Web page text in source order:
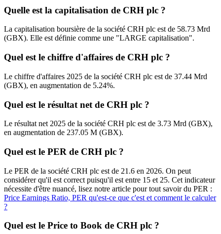
Quelle est la capitalisation de CRH plc ?
La capitalisation boursière de la société CRH plc est de 58.73 Mrd
(GBX). Elle est définie comme une "LARGE capitalisation".
Quel est le chiffre d'affaires de CRH plc ?
Le chiffre d'affaires 2025 de la société CRH plc est de 37.44 Mrd
(GBX), en augmentation de 5.24%.
Quel est le résultat net de CRH plc ?
Le résultat net 2025 de la société CRH plc est de 3.73 Mrd (GBX),
en augmentation de 237.05 M (GBX).
Quel est le PER de CRH plc ?
Le PER de la société CRH plc est de 21.6 en 2026. On peut
considérer qu'il est correct puisqu'il est entre 15 et 25. Cet indicateur
nécessite d'être nuancé, lisez notre article pour tout savoir du PER :
Price Earnings Ratio, PER qu'est-ce que c'est et comment le calculer
?
Quel est le Price to Book de CRH plc ?